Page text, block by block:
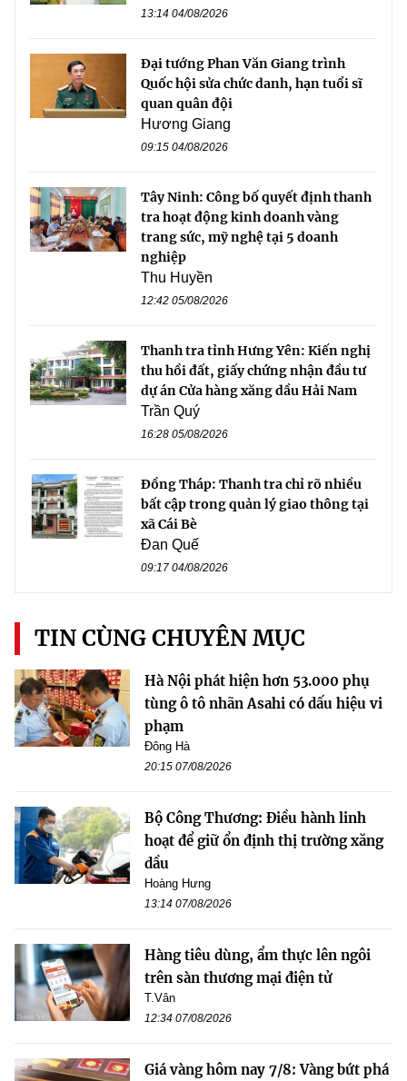
13:14 04/08/2026
Đại tướng Phan Văn Giang trình
Quốc hội sửa chức danh, hạn tuổi sĩ
quan quân đội
Hương Giang
09:15 04/08/2026
Tây Ninh: Công bố quyết định thanh
tra hoạt động kinh doanh vàng
trang sức, mỹ nghệ tại 5 doanh
nghiệp
Thu Huyền
12:42 05/08/2026
Thanh tra tỉnh Hưng Yên: Kiến nghị
thu hồi đất, giấy chứng nhận đầu tư
dự án Cửa hàng xăng dầu Hải Nam
Trần Quý
16:28 05/08/2026
Đồng Tháp: Thanh tra chỉ rõ nhiều
bất cập trong quản lý giao thông tại
xã Cái Bè
Đan Quế
09:17 04/08/2026
TIN CÙNG CHUYÊN MỤC
Hà Nội phát hiện hơn 53.000 phụ
tùng ô tô nhãn Asahi có dấu hiệu vi
phạm
Đông Hà
20:15 07/08/2026
Bộ Công Thương: Điều hành linh
hoạt để giữ ổn định thị trường xăng
dầu
Hoàng Hưng
13:14 07/08/2026
Hàng tiêu dùng, ẩm thực lên ngôi
trên sàn thương mại điện tử
T.Vân
12:34 07/08/2026
Giá vàng hôm nay 7/8: Vàng bứt phá